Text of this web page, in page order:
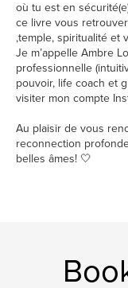
où tu est en
ce livre vous
,temple, spiritualité et
Je m’appelle Ambre
professionnelle
pouvoir, life coach et
visiter mon compte
Au plaisir de vous
reconnection
belles âmes! 🤍